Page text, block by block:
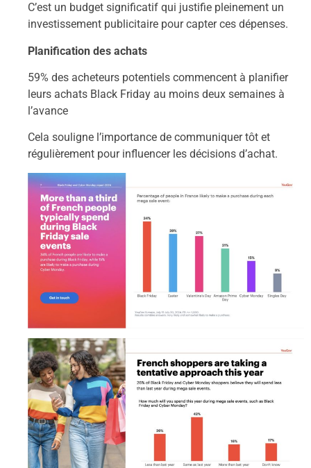
C’est un budget significatif qui justifie pleinement un
investissement publicitaire pour capter ces dépenses.
Planification des achats
59% des acheteurs potentiels commencent à planifier
leurs achats Black Friday au moins deux semaines à
l’avance
Cela souligne l’importance de communiquer tôt et
régulièrement pour influencer les décisions d’achat.